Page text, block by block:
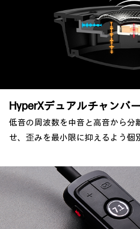
HyperXデュアルチャンバ
低音の周波数を中音と高音から分
せ、歪みを最小限に抑えるよう個